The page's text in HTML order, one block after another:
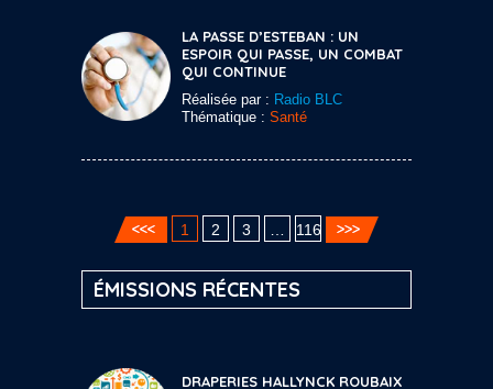
LA PASSE D’ESTEBAN : UN
ESPOIR QUI PASSE, UN COMBAT
QUI CONTINUE
Réalisée par : Radio BLC
Thématique : Santé
1 2 3 116
ÉMISSIONS RÉCENTES
DRAPERIES HALLYNCK ROUBAIX